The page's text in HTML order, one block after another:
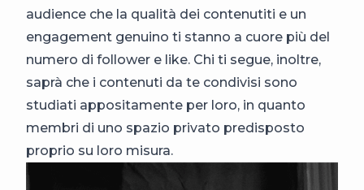
audience che la qualità dei contenutiti e un
engagement genuino ti stanno a cuore più del
numero di follower e like. Chi ti segue, inoltre,
saprà che i contenuti da te condivisi sono
studiati appositamente per loro, in quanto
membri di uno spazio privato predisposto
proprio su loro misura.